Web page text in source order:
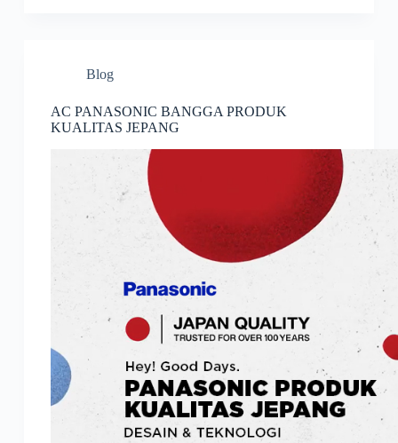
Blog
AC PANASONIC BANGGA PRODUK
KUALITAS JEPANG